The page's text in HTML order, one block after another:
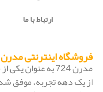
ارتباط با ما
فروشگاه اینترنتی مدرن 724، بررسی، انتخاب و خرید آنلاین
مدرن 724 به
از یک دهه تجربه، موفق